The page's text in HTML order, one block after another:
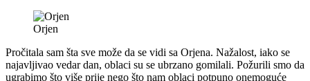
Orjen
Pročitala sam šta sve može da se vidi sa Orjena. Nažalost, iako se
najavljivao vedar dan, oblaci su se ubrzano gomilali. Požurili smo da
ugrabimo što više prije nego što nam oblaci potpuno onemoguće